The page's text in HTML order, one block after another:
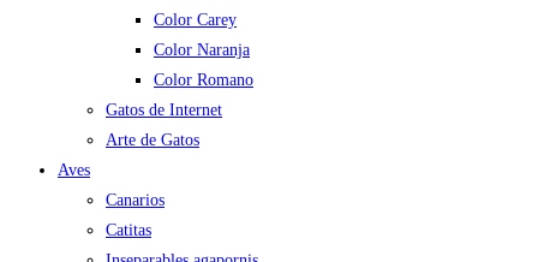
Color Carey
Color Naranja
Color Romano
Gatos de Internet
Arte de Gatos
Aves
Canarios
Catitas